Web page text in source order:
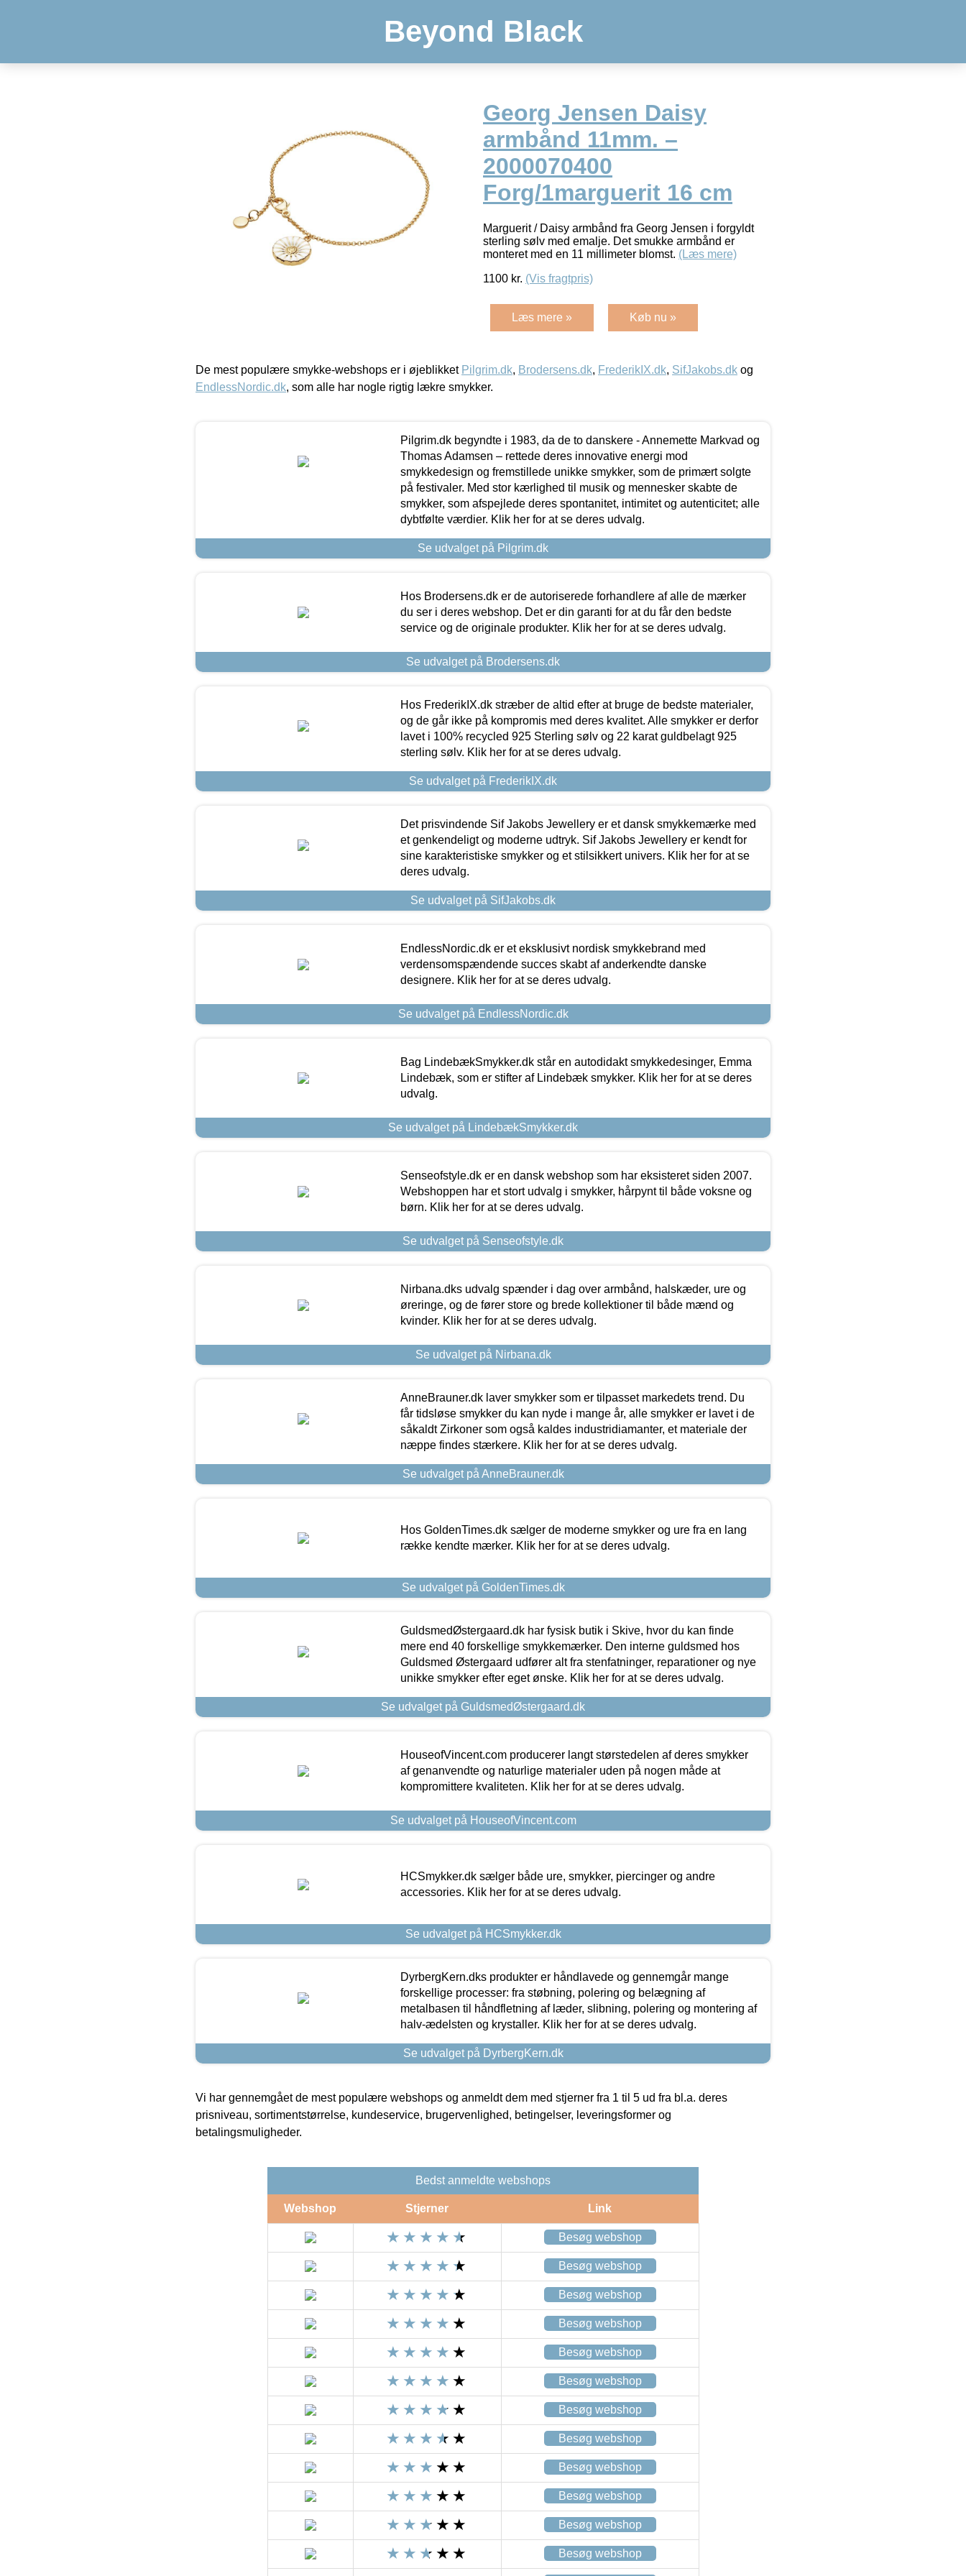
Beyond Black
Georg Jensen Daisy
armbånd 11mm. –
2000070400
Forg/1marguerit 16 cm
Marguerit / Daisy armbånd fra Georg Jensen i forgyldt
sterling sølv med emalje. Det smukke armbånd er
monteret med en 11 millimeter blomst. (Læs mere)
1100 kr. (Vis fragtpris)
Læs mere » Køb nu »
De mest populære smykke-webshops er i øjeblikket Pilgrim.dk, Brodersens.dk, FrederikIX.dk, SifJakobs.dk og
EndlessNordic.dk, som alle har nogle rigtig lækre smykker.
Pilgrim.dk begyndte i 1983, da de to danskere - Annemette Markvad og
Thomas Adamsen – rettede deres innovative energi mod
smykkedesign og fremstillede unikke smykker, som de primært solgte
på festivaler. Med stor kærlighed til musik og mennesker skabte de
smykker, som afspejlede deres spontanitet, intimitet og autenticitet; alle
dybtfølte værdier. Klik her for at se deres udvalg.
Se udvalget på Pilgrim.dk
Hos Brodersens.dk er de autoriserede forhandlere af alle de mærker
du ser i deres webshop. Det er din garanti for at du får den bedste
service og de originale produkter. Klik her for at se deres udvalg.
Se udvalget på Brodersens.dk
Hos FrederikIX.dk stræber de altid efter at bruge de bedste materialer,
og de går ikke på kompromis med deres kvalitet. Alle smykker er derfor
lavet i 100% recycled 925 Sterling sølv og 22 karat guldbelagt 925
sterling sølv. Klik her for at se deres udvalg.
Se udvalget på FrederikIX.dk
Det prisvindende Sif Jakobs Jewellery er et dansk smykkemærke med
et genkendeligt og moderne udtryk. Sif Jakobs Jewellery er kendt for
sine karakteristiske smykker og et stilsikkert univers. Klik her for at se
deres udvalg.
Se udvalget på SifJakobs.dk
EndlessNordic.dk er et eksklusivt nordisk smykkebrand med
verdensomspændende succes skabt af anderkendte danske
designere. Klik her for at se deres udvalg.
Se udvalget på EndlessNordic.dk
Bag LindebækSmykker.dk står en autodidakt smykkedesinger, Emma
Lindebæk, som er stifter af Lindebæk smykker. Klik her for at se deres
udvalg.
Se udvalget på LindebækSmykker.dk
Senseofstyle.dk er en dansk webshop som har eksisteret siden 2007.
Webshoppen har et stort udvalg i smykker, hårpynt til både voksne og
børn. Klik her for at se deres udvalg.
Se udvalget på Senseofstyle.dk
Nirbana.dks udvalg spænder i dag over armbånd, halskæder, ure og
øreringe, og de fører store og brede kollektioner til både mænd og
kvinder. Klik her for at se deres udvalg.
Se udvalget på Nirbana.dk
AnneBrauner.dk laver smykker som er tilpasset markedets trend. Du
får tidsløse smykker du kan nyde i mange år, alle smykker er lavet i de
såkaldt Zirkoner som også kaldes industridiamanter, et materiale der
næppe findes stærkere. Klik her for at se deres udvalg.
Se udvalget på AnneBrauner.dk
Hos GoldenTimes.dk sælger de moderne smykker og ure fra en lang
række kendte mærker. Klik her for at se deres udvalg.
Se udvalget på GoldenTimes.dk
GuldsmedØstergaard.dk har fysisk butik i Skive, hvor du kan finde
mere end 40 forskellige smykkemærker. Den interne guldsmed hos
Guldsmed Østergaard udfører alt fra stenfatninger, reparationer og nye
unikke smykker efter eget ønske. Klik her for at se deres udvalg.
Se udvalget på GuldsmedØstergaard.dk
HouseofVincent.com producerer langt størstedelen af deres smykker
af genanvendte og naturlige materialer uden på nogen måde at
kompromittere kvaliteten. Klik her for at se deres udvalg.
Se udvalget på HouseofVincent.com
HCSmykker.dk sælger både ure, smykker, piercinger og andre
accessories. Klik her for at se deres udvalg.
Se udvalget på HCSmykker.dk
DyrbergKern.dks produkter er håndlavede og gennemgår mange
forskellige processer: fra støbning, polering og belægning af
metalbasen til håndfletning af læder, slibning, polering og montering af
halv-ædelsten og krystaller. Klik her for at se deres udvalg.
Se udvalget på DyrbergKern.dk
Vi har gennemgået de mest populære webshops og anmeldt dem med stjerner fra 1 til 5 ud fra bl.a. deres
prisniveau, sortimentstørrelse, kundeservice, brugervenlighed, betingelser, leveringsformer og
betalingsmuligheder.
Bedst anmeldte webshops
Webshop Stjerner Link
Besøg webshop
Besøg webshop
Besøg webshop
Besøg webshop
Besøg webshop
Besøg webshop
Besøg webshop
Besøg webshop
Besøg webshop
Besøg webshop
Besøg webshop
Besøg webshop